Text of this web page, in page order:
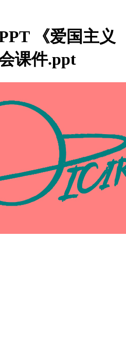
《爱国主义
课件.ppt